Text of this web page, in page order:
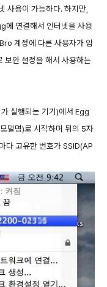
사용이 가능하다. 하지만,
에 연결해서 인터넷을 사용
계정에 다른 사용자가 임
보안 설정을 해서 사용하는
실행되는 기기)에서 Egg
델명)로 시작하며 뒤의 5자
다 고유한 번호가 SSID(AP